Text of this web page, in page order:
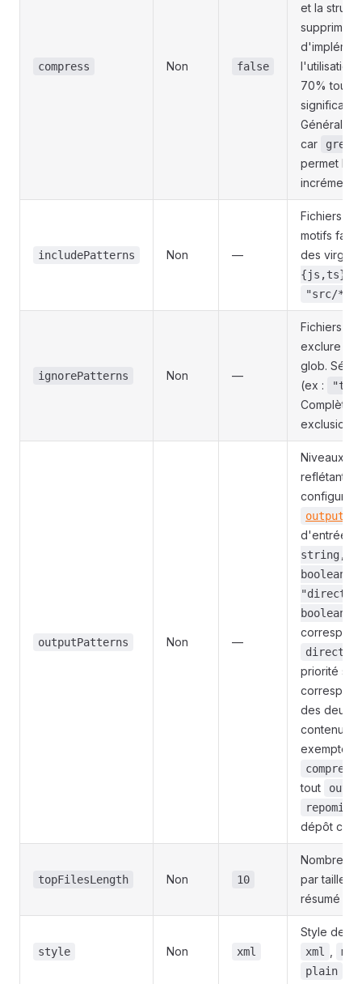
compress Non false
et la
l'utilisation
70% tout
car
permet la
includePatterns Non —
Fichiers à
motifs
des
{js,ts}"
"src/
ignorePatterns Non —
Fichiers
exclure
glob.
(ex :
Complète
exclusions
outputPatterns Non —
Niveaux
reflétant
d'entrées
string,
boolean,
boolean }
priorité sur
des deux
contenu
exempter
compress
tout
dépôt
topFilesLength Non 10
Nombre
par taille à
résumé
style Non xml
Style de
xml
plain